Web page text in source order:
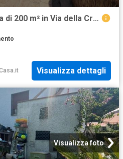
Appartamento in vendita di 200 m² in Via della Croce
Visualizza dettagli
Visualizza foto